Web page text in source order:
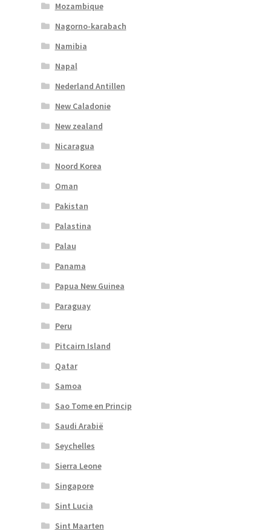
Mozambique
Nagorno-karabach
Namibia
Napal
Nederland Antillen
New Caladonie
New zealand
Nicaragua
Noord Korea
Oman
Pakistan
Palastina
Palau
Panama
Papua New Guinea
Paraguay
Peru
Pitcairn Island
Qatar
Samoa
Sao Tome en Princip
Saudi Arabië
Seychelles
Sierra Leone
Singapore
Sint Lucia
Sint Maarten